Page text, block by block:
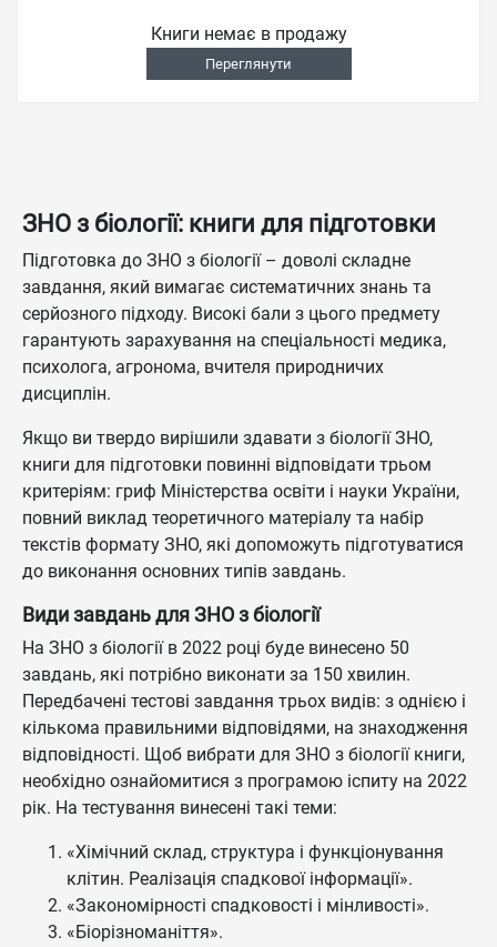
Книги немає в продажу
Переглянути
ЗНО з біології: книги для підготовки
Підготовка до ЗНО з біології – доволі складне
завдання, який вимагає систематичних знань та
серйозного підходу. Високі бали з цього предмету
гарантують зарахування на спеціальності медика,
психолога, агронома, вчителя природничих
дисциплін.
Якщо ви твердо вирішили здавати з біології ЗНО,
книги для підготовки повинні відповідати трьом
критеріям: гриф Міністерства освіти і науки України,
повний виклад теоретичного матеріалу та набір
текстів формату ЗНО, які допоможуть підготуватися
до виконання основних типів завдань.
Види завдань для ЗНО з біології
На ЗНО з біології в 2022 році буде винесено 50
завдань, які потрібно виконати за 150 хвилин.
Передбачені тестові завдання трьох видів: з однією і
кількома правильними відповідями, на знаходження
відповідності. Щоб вибрати для ЗНО з біології книги,
необхідно ознайомитися з програмою іспиту на 2022
рік. На тестування винесені такі теми:
«Хімічний склад, структура і функціонування
клітин. Реалізація спадкової інформації».
«Закономірності спадковості і мінливості».
«Біорізноманіття».